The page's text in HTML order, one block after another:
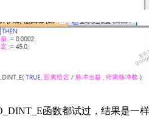
函数都试过，结果是一